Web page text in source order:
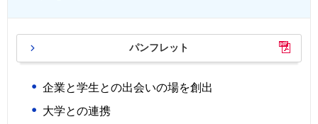
パンフレット
企業と学生との出会いの場を創出
大学との連携